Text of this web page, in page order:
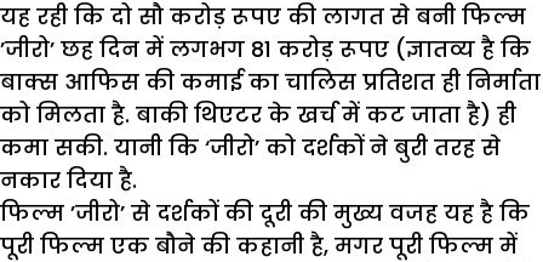
यह रही कि दो सौ करोड़ रूपए की लागत से बनी फिल्म
’जीरो’ छह दिन में लगभग 81 करोड़ रूपए (ज्ञातव्य है कि
बाक्स आफिस की कमाई का चालिस प्रतिशत ही निर्माता
को मिलता है. बाकी थिएटर के खर्च में कट जाता है) ही
कमा सकी. यानी कि ‘जीरो’ को दर्शकों ने बुरी तरह से
नकार दिया है.
फिल्म ’जीरो’ से दर्शकों की दूरी की मुख्य वजह यह है कि
पूरी फिल्म एक बौने की कहानी है, मगर पूरी फिल्म में